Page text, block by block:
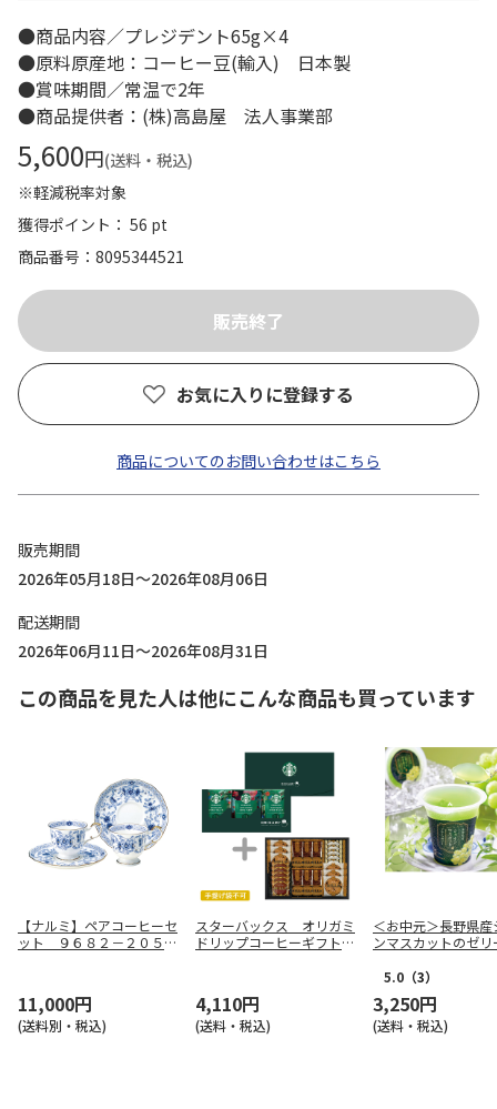
●商品内容／プレジデント65g×4
●原料原産地：コーヒー豆(輸入) 日本製
●賞味期間／常温で2年
●商品提供者：(株)高島屋 法人事業部
5,600円(送料・税込)
※軽減税率対象
獲得ポイント： 56 pt
商品番号
8095344521
お気に入りに登録する
商品についてのお問い合わせはこちら
販売期間
2026年05月18日～2026年08月06日
配送期間
2026年06月11日～2026年08月31日
この商品を見た人は他にこんな商品も買っています
【ナルミ】ペアコーヒーセ
ット ９６８２－２０５１
11,000円
(送料別・税込)
スターバックス オリガミ
ドリップコーヒーギフト＋
4,110円
(送料・税込)
＜お中元＞長野県産
ンマスカットのゼリ
5.0 （3）
3,250円
(送料・税込)